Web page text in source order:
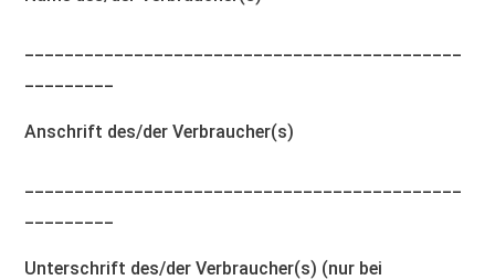
Anschrift des/der Verbraucher(s)
Unterschrift des/der Verbraucher(s) (nur bei